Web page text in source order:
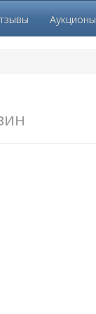
Аукционы